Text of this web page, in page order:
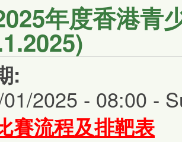
年度香港青
:
2025 - 08:00 -
賽流程及排靶表